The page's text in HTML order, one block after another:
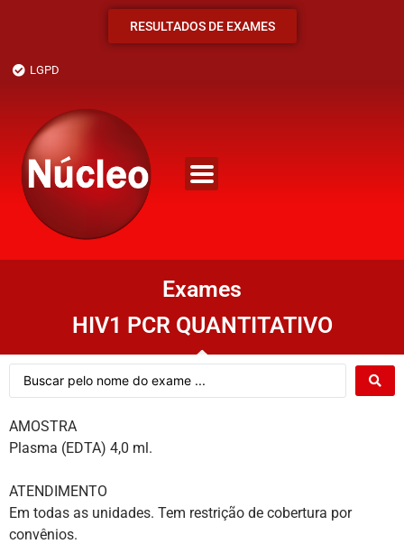
RESULTADOS DE EXAMES
LGPD
Exames
HIV1 PCR QUANTITATIVO
AMOSTRA
Plasma (EDTA) 4,0 ml.
ATENDIMENTO
Em todas as unidades. Tem restrição de cobertura por
convênios.